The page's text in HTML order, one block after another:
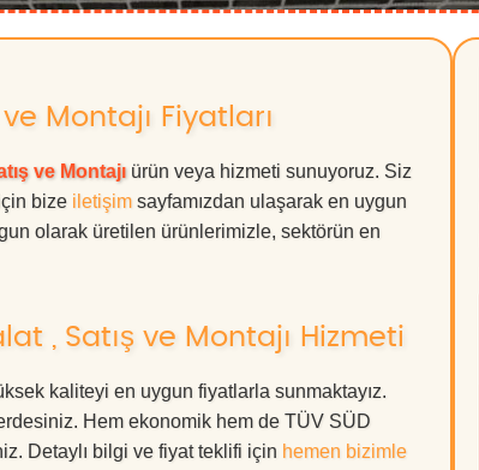
Montajı Fiyatları
ve Montajıürün veya hizmeti sunuyoruz. Siz
bize iletişim sayfamızdan ulaşarak en uygun
olarak üretilen ürünlerimizle, sektörün en
, Satış ve Montajı Hizmeti
kaliteyi en uygun fiyatlarla sunmaktayız.
Hem ekonomik hem de TÜV SÜD
Detaylı bilgi ve fiyat teklifi için hemen bizimle